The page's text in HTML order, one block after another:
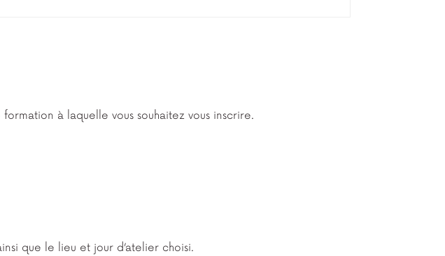
à laquelle vous souhaitez vous inscrire.
que le lieu et jour d’atelier choisi.